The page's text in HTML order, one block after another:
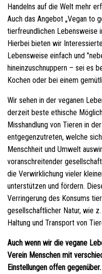
Handelns auf die Welt mehr
Auch das Angebot „Vegan to
tierfreundlichen Lebensweise
Hierbei bieten wir
Lebensweise einfach und
hineinzuschnuppern – sei es
Kochen oder bei einem
Wir sehen in der veganen
derzeit beste ethische
Misshandlung von Tieren in
entgegenzutreten, welche
Menschheit und Umwelt
voranschreitender
die Verwirklichung vieler
unterstützen und fördern.
Verringerung des Konsums
gesellschaftlicher Natur, wie
Haltung und Transport von
Auch wenn wir die vegane
Verein Menschen mit
Einstellungen offen